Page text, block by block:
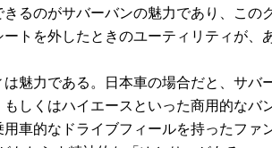
るのがサバーバンの魅力であり、この
トを外したときのユーティリティが、
魅力である。日本車の場合だと、サバ
しくはハイエースといった商用的な
車的なドライブフィールを持ったフ